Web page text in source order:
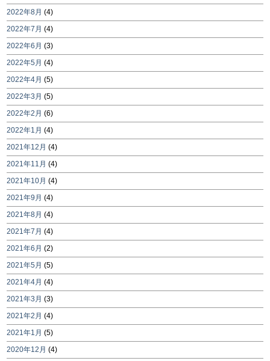
2022年8月 (4)
2022年7月 (4)
2022年6月 (3)
2022年5月 (4)
2022年4月 (5)
2022年3月 (5)
2022年2月 (6)
2022年1月 (4)
2021年12月 (4)
2021年11月 (4)
2021年10月 (4)
2021年9月 (4)
2021年8月 (4)
2021年7月 (4)
2021年6月 (2)
2021年5月 (5)
2021年4月 (4)
2021年3月 (3)
2021年2月 (4)
2021年1月 (5)
2020年12月 (4)